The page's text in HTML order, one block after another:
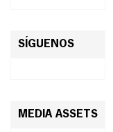
SÍGUENOS
MEDIA ASSETS